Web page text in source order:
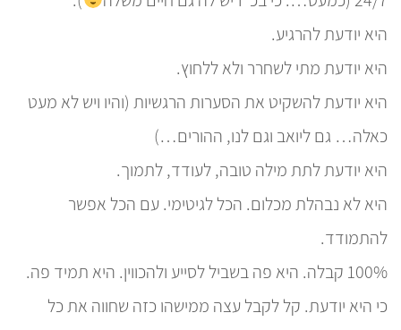
היא יודעת להרגיע.
היא יודעת מתי לשחרר ולא ללחוץ.
היא יודעת להשקיט את הסערות הרגשיות (והיו ויש לא מעט
כאלה… גם ליואב וגם לנו, ההורים…)
היא יודעת לתת מילה טובה, לעודד, לתמוך.
היא לא נבהלת מכלום. הכל לגיטימי. עם הכל אפשר
להתמודד.
100% קבלה. היא פה בשביל לסייע ולהכווין. היא תמיד פה.
כי היא יודעת. קל לקבל עצה ממישהו כזה שחווה את כל